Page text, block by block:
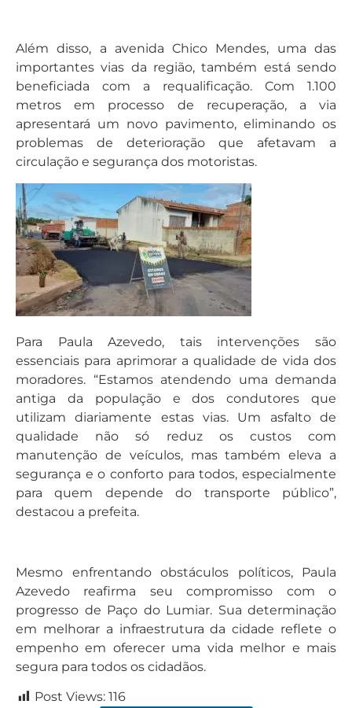
Além disso, a avenida Chico Mendes, uma das
importantes vias da região, também está sendo
beneficiada com a requalificação. Com 1.100
metros em processo de recuperação, a via
apresentará um novo pavimento, eliminando os
problemas de deterioração que afetavam a
circulação e segurança dos motoristas.
Para Paula Azevedo, tais intervenções são
essenciais para aprimorar a qualidade de vida dos
moradores. “Estamos atendendo uma demanda
antiga da população e dos condutores que
utilizam diariamente estas vias. Um asfalto de
qualidade não só reduz os custos com
manutenção de veículos, mas também eleva a
segurança e o conforto para todos, especialmente
para quem depende do transporte público”,
destacou a prefeita.
Mesmo enfrentando obstáculos políticos, Paula
Azevedo reafirma seu compromisso com o
progresso de Paço do Lumiar. Sua determinação
em melhorar a infraestrutura da cidade reflete o
empenho em oferecer uma vida melhor e mais
segura para todos os cidadãos.
Post Views: 116